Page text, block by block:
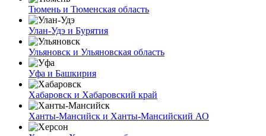
Тюмень и Тюменская область
Улан-Удэ и Бурятия
Ульяновск и Ульяновская область
Уфа и Башкирия
Хабаровск и Хабаровский край
Ханты-Мансийск и Ханты-Мансийский АО